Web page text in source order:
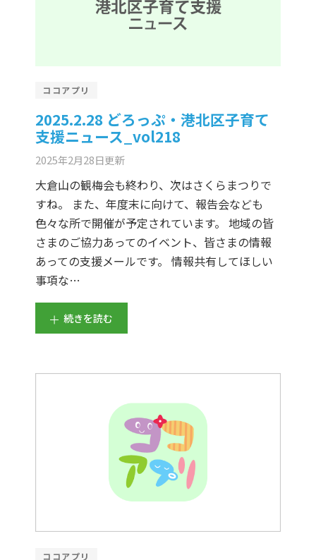
ココアプリ
2025.2.28 どろっぷ・港北区子育て
支援ニュース_vol218
2025年2月28日更新
大倉山の観梅会も終わり、次はさくらまつりで
すね。 また、年度末に向けて、報告会なども
色々な所で開催が予定されています。 地域の皆
さまのご協力あってのイベント、皆さまの情報
あっての支援メールです。 情報共有してほしい
事項な…
続きを読む
ココアプリ